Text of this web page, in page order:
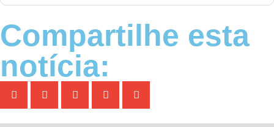
Compartilhe esta
notícia: